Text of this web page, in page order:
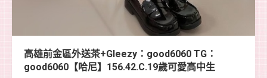
高雄前金區外送茶+Gleezy：good6060 TG：
good6060【哈尼】156.42.C.19歲可愛高中生